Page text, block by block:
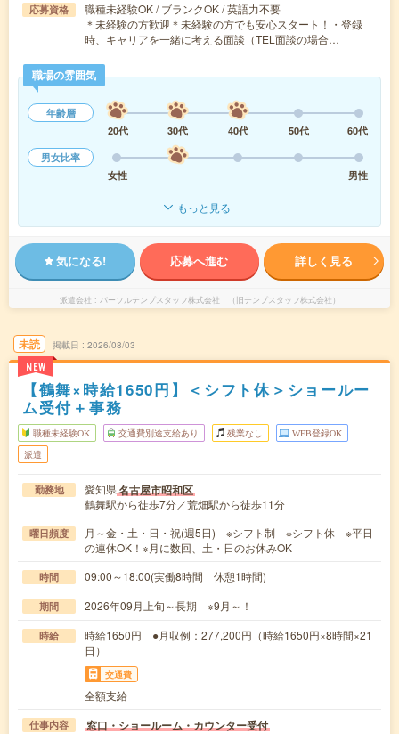
応募資格
職種未経験OK / ブランクOK / 英語力不要
＊未経験の方歓迎＊未経験の方でも安心スタート！・登録
時、キャリアを一緒に考える面談（TEL面談の場合…
職場の雰囲気
年齢層
20代
30代 40代 50代
60代
男女比率
女性
男性
もっと見る
気になる! 応募へ進む 詳しく見る
派遣会社 パーソルテンプスタッフ株式会社 （旧テンプスタッフ株式会社）
未読
NEW
掲載日 2026/08/03
【鶴舞×時給1650円】＜シフト休＞ショールー
ム受付＋事務
職種未経験OK 交通費別途支給あり 残業なし WEB登録OK
派遣
勤務地 愛知県名古屋市昭和区
鶴舞駅から徒歩7分／荒畑駅から徒歩11分
曜日頻度
月～金・土・日・祝(週5日) ※シフト制 ※シフト休 ※平日
の連休OK！※月に数回、土・日のお休みOK
時間 09:00～18:00(実働8時間 休憩1時間)
期間 2026年09月上旬～長期 ※9月～！
時給
時給1650円 ●月収例：277,200円（時給1650円×8時間×21
日）
交通費
全額支給
仕事内容 窓口・ショールーム・カウンター受付